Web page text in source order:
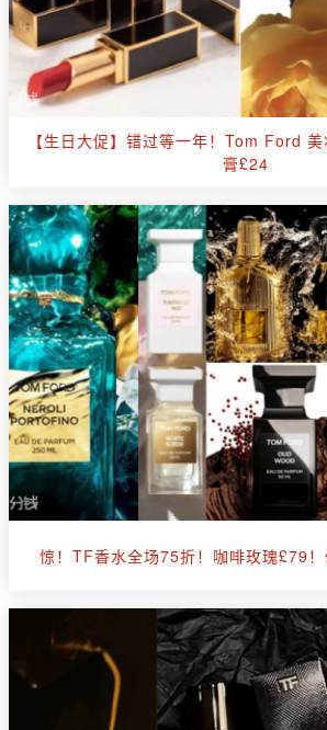
【生日大促】错过等一年！Tom Ford
膏£24
惊！TF香水全场75折！咖啡玫瑰£79